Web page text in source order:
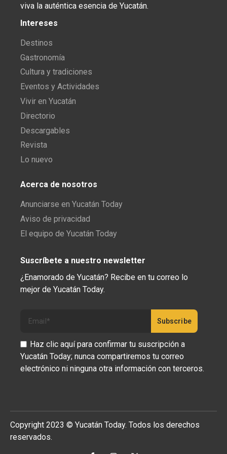
viva la auténtica esencia de Yucatán.
Intereses
Destinos
Gastronomía
Cultura y tradiciones
Eventos y Actividades
Vivir en Yucatán
Directorio
Descargables
Revista
Lo nuevo
Acerca de nosotros
Anunciarse en Yucatán Today
Aviso de privacidad
El equipo de Yucatán Today
Suscríbete a nuestro newsletter
¿Enamorado de Yucatán? Recibe en tu correo lo
mejor de Yucatán Today.
Haz clic aquí para confirmar tu suscripción a
Yucatán Today; nunca compartiremos tu correo
electrónico ni ninguna otra información con terceros.
Copyright 2023 © Yucatán Today. Todos los derechos
reservados.